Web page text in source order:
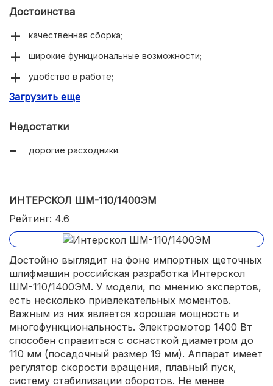
Достоинства
качественная сборка;
широкие функциональные возможности;
удобство в работе;
надежность.
Загрузить еще
Недостатки
дорогие расходники.
ИНТЕРСКОЛ ШМ-110/1400ЭМ
Рейтинг: 4.6
Достойно выглядит на фоне импортных щеточных
шлифмашин российская разработка Интерскол
ШМ-110/1400ЭМ. У модели, по мнению экспертов,
есть несколько привлекательных моментов.
Важным из них является хорошая мощность и
многофункциональность. Электромотор 1400 Вт
способен справиться с оснасткой диаметром до
110 мм (посадочный размер 19 мм). Аппарат имеет
регулятор скорости вращения, плавный пуск,
систему стабилизации оборотов. Не менее